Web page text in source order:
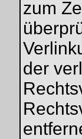
zum
der